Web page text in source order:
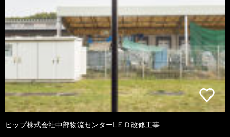
ピップ株式会社中部物流センターLＥＤ改修工事